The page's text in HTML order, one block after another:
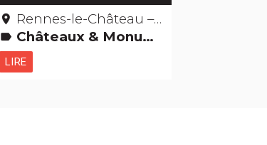
place Rennes-le-Château – Aude
label Châteaux & Monuments Musées & Collections Légendes, histoires & Trésors
LIRE